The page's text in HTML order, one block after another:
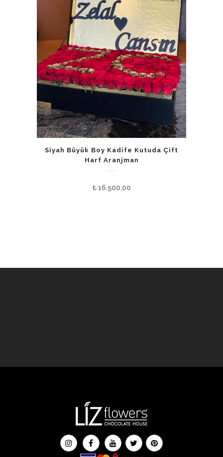
Siyah Büyük Boy Kadife Kutuda Çift
Harf Aranjman
₺16.500,00